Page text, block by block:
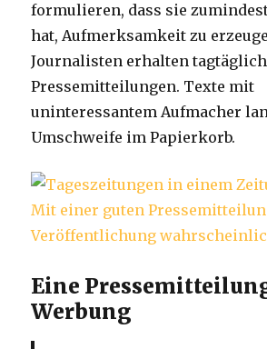
formulieren, dass sie
hat, Aufmerksamkeit zu
Journalisten erhalten
Pressemitteilungen. Texte mit
uninteressantem Aufmacher
Umschweife im Papierkorb.
Eine
Werbung